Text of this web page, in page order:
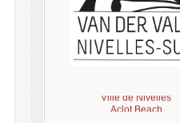
Ville de Nivelles
Aclot Beach